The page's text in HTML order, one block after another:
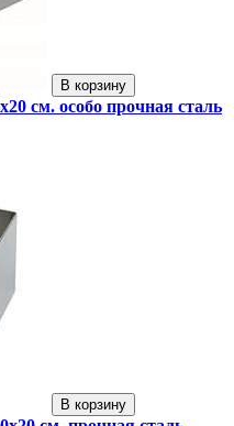
В корзину
см. особо прочная сталь
В корзину